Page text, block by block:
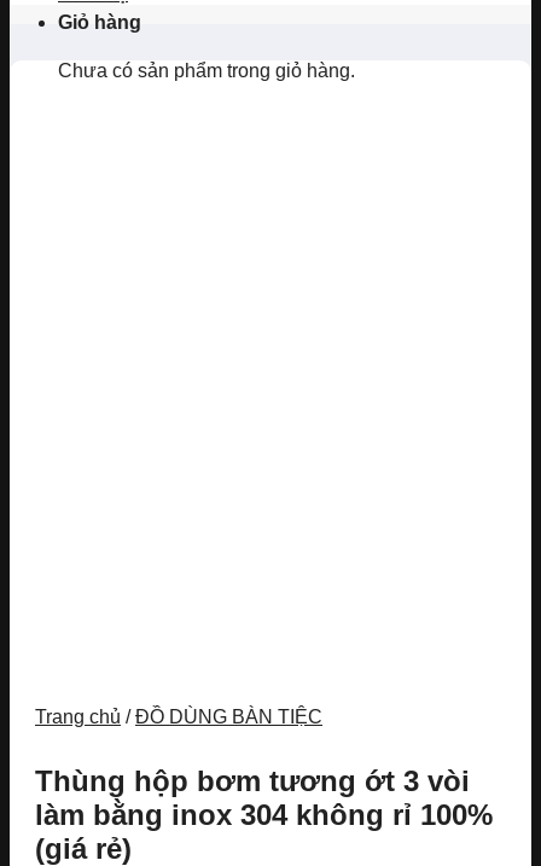
Giỏ hàng
Chưa có sản phẩm trong giỏ hàng.
Trang chủ / ĐỒ DÙNG BÀN TIỆC
Thùng hộp bơm tương ớt 3 vòi
làm bằng inox 304 không rỉ 100%
(giá rẻ)